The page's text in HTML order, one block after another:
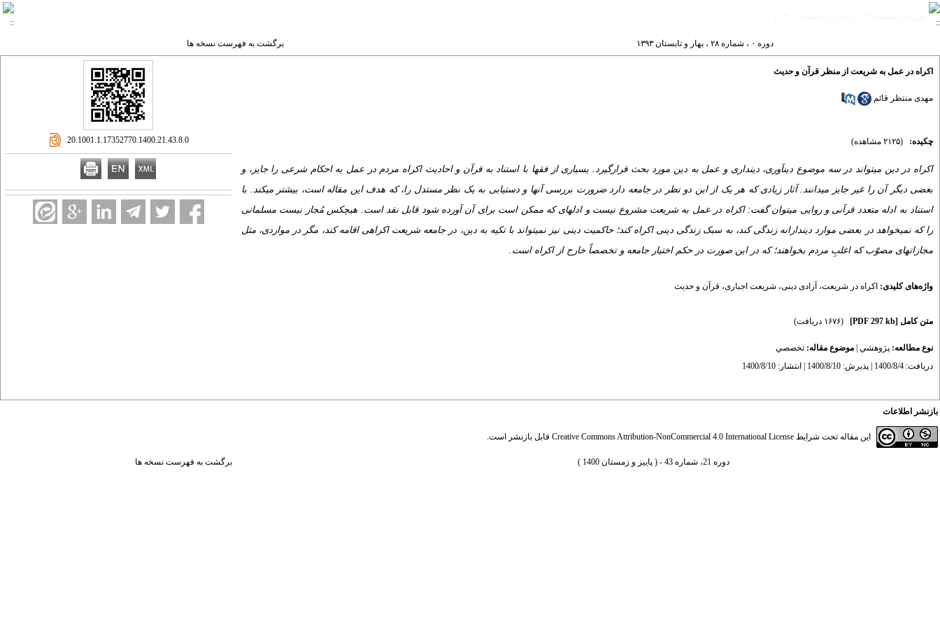
دوره ۰ ، شماره ۲۸ ، بهار و تابستان ۱۳۹۳ برگشت به فهرست نسخه ها
اکراه در عمل به شریعت از منظر قرآن و حدیث
مهدی منتظر قائم
چکیده: (۲۱۲۵ مشاهده)
اکراه در دین می­تواند در سه موضوع دین­آوری، دین­داری و عمل به دین مورد بحث قرارگیرد. بسیاری از فقها با استناد به قرآن و احادیث اکراه مردم در عمل به احکام شرعی را جایز، و
بعضی دیگر آن را غیر جایز می­دانند. آثار زیادی که هر یک از این دو نظر در جامعه دارد ضرورت بررسی آن­ها و دستیابی به یک نظر مستدل را، که هدف این مقاله است، بیشتر می­کند. با
استناد به ادله متعدد قرآنی و روایی می­توان گفت: اکراه در عمل به شریعت مشروع نیست و ادله­ای که ممکن است برای آن آورده شود قابل نقد است. هیچ­کس مُجاز نیست مسلمانی
را که نمی­خواهد در بعضی موارد دین­دارانه زندگی کند، به سبک زندگی دینی اکراه کند؛ حاکمیت دینی نیز نمی­تواند با تکیه به دین، در جامعه شریعت اکراهی اقامه کند، مگر در مواردی، مثل
مجازات­های مصوّب که اغلبِ مردم بخواهند؛ که در این صورت در حکم اختیار جامعه و تخصصاً خارج از اکراه است.
واژه‌های کلیدی: اکراه در شریعت، آزادی دینی، شریعت اجباری، قرآن و حدیث
متن کامل [PDF 297 kb] (۱۶۷۶ دریافت)
نوع مطالعه: پژوهشي موضوع مقاله: تخصصي
دریافت: 1400/8/4 | پذیرش: 1400/8/10 | انتشار: 1400/8/10
‎ 20.1001.1.17352770.1400.21.43.8.0
بازنشر اطلاعات
این مقاله تحت شرایط Creative Commons Attribution-NonCommercial 4.0 International License قابل بازنشر است.
دوره 21، شماره 43 - ( پاییز و زمستان 1400 ) برگشت به فهرست نسخه ها